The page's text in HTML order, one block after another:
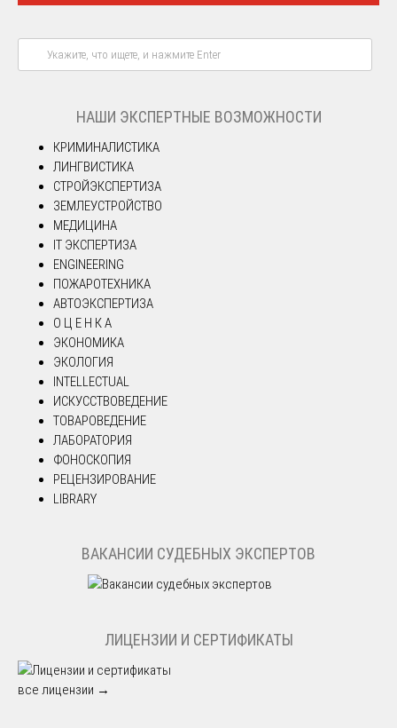
НАШИ ЭКСПЕРТНЫЕ ВОЗМОЖНОСТИ
КРИМИНАЛИСТИКА
ЛИНГВИСТИКА
СТРОЙЭКСПЕРТИЗА
ЗЕМЛЕУСТРОЙСТВО
МЕДИЦИНА
IT ЭКСПЕРТИЗА
ENGINEERING
ПОЖАРОТЕХНИКА
АВТОЭКСПЕРТИЗА
О Ц Е Н К А
ЭКОНОМИКА
ЭКОЛОГИЯ
INTELLECTUAL
ИСКУССТВОВЕДЕНИЕ
ТОВАРОВЕДЕНИЕ
ЛАБОРАТОРИЯ
ФОНОСКОПИЯ
РЕЦЕНЗИРОВАНИЕ
LIBRARY
ВАКАНСИИ СУДЕБНЫХ ЭКСПЕРТОВ
ЛИЦЕНЗИИ И СЕРТИФИКАТЫ
все лицензии →